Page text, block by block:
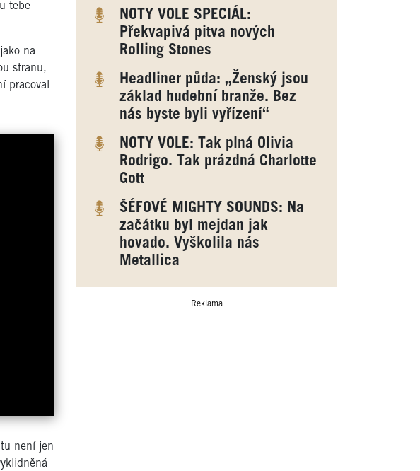
tebe
na
stranu,
pracoval
není jen
NOTY VOLE SPECIÁL:
Překvapivá pitva nových
Rolling Stones
Headliner půda: „Ženský jsou
základ hudební branže. Bez
nás byste byli vyřízení“
NOTY VOLE: Tak plná Olivia
Rodrigo. Tak prázdná Charlotte
Gott
ŠÉFOVÉ MIGHTY SOUNDS: Na
začátku byl mejdan jak
hovado. Vyškolila nás
Metallica
Reklama